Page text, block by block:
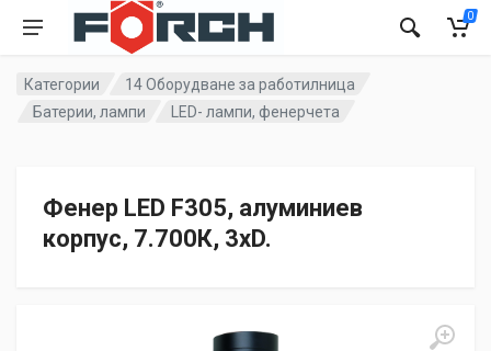
0
Категории
14 Оборудване за работилница
Батерии, лампи
LED- лампи, фенерчета
Фенер LED F305, алуминиев
корпус, 7.700К, 3xD.